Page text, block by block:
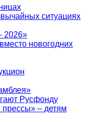
ситуациях
2026»
новогодних
Русфонду
– детям